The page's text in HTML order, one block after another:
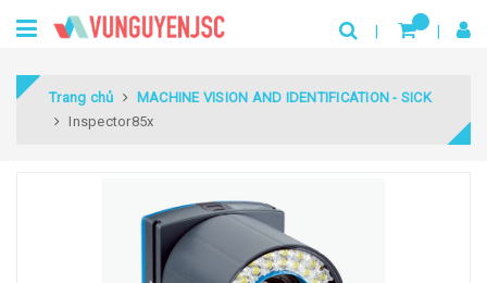
Trang chủ
MACHINE VISION AND IDENTIFICATION - SICK
Inspector85x